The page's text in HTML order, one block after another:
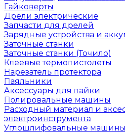
Гайковерты
Дрели электрические
Запчасти для дрелей
Зарядные устройства и
Заточные станки
Заточные станки (Точило)
Клеевые термопистолеты
Нарезатель протектора
Паяльники
Аксессуары для пайки
Полировальные машины
Расходный материал и
электроинструмента
Углошлифовальные машины